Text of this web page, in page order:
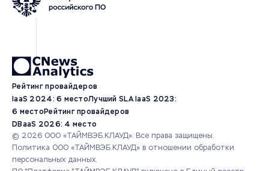
Рейтинг провайдеров
IaaS 2024: 6 местоЛучший SLA IaaS 2023:
6 местоРейтинг провайдеров
DBaaS 2026: 4 место
© 2026 ООО «ТАЙМВЭБ.КЛАУД». Все права защищены.
Политика ООО «ТАЙМВЭБ.КЛАУД» в отношении обработки
персональных данных.